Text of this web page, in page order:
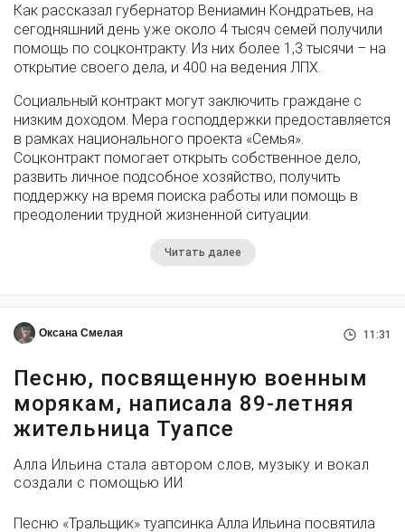
Как рассказал губернатор Вениамин Кондратьев, на
сегодняшний день уже около 4 тысяч семей получили
помощь по соцконтракту. Из них более 1,3 тысячи – на
открытие своего дела, и 400 на ведения ЛПХ.
Социальный контракт могут заключить граждане с
низким доходом. Мера господдержки предоставляется
в рамках национального проекта «Семья».
Соцконтракт помогает открыть собственное дело,
развить личное подсобное хозяйство, получить
поддержку на время поиска работы или помощь в
преодолении трудной жизненной ситуации.
Читать далее
Оксана Смелая 11:31
Песню, посвященную военным
морякам, написала 89-летняя
жительница Туапсе
Алла Ильина стала автором слов, музыку и вокал
создали с помощью ИИ
Песню «Тральщик» туапсинка Алла Ильина посвятила